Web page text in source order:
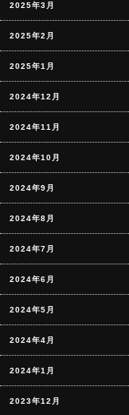
2025年3月
2025年2月
2025年1月
2024年12月
2024年11月
2024年10月
2024年9月
2024年8月
2024年7月
2024年6月
2024年5月
2024年4月
2024年1月
2023年12月